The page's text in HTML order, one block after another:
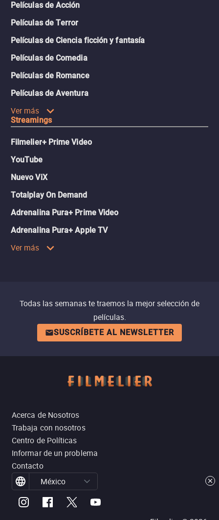
Películas de Acción
Películas de Terror
Películas de Ciencia ficción y fantasía
Películas de Comedia
Películas de Romance
Películas de Aventura
Ver más
Streamings
Filmelier+ Prime Video
YouTube
Nuevo ViX
Totalplay On Demand
Adrenalina Pura+ Prime Video
Adrenalina Pura+ Apple TV
Ver más
Todas las semanas te traemos la mejor selección de
películas.
SUSCRÍBETE AL NEWSLETTER
Acerca de Nosotros
Trabaja con nosotros
Centro de Políticas
Informar de un problema
Contacto
México